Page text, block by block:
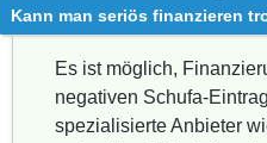
Kann man seriös finanzieren
Es ist möglich,
negativen Schufa-
spezialisierte Anbieter